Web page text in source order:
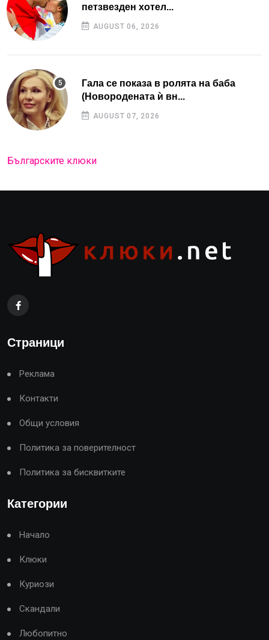
петзвезден хотел...
AUGUST 06, 2026
Гала се показа в ролята на баба
(Новородената ѝ вн...
AUGUST 07, 2026
Българските клюки
Страници
Реклама
Контакти
Общи условия
Политика за поверителност
Политика за бисквитките
Категории
Начало
Клюки
Куриози
Скандали
Любопитно